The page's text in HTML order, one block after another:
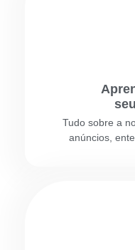
Tudo sobre a
anúncios,